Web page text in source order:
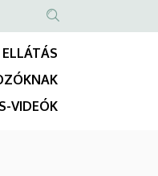
NYELVVÁLASZTÓ
TARTALOM
KERESÉSE
ELLÁTÁS
VIDEÓK